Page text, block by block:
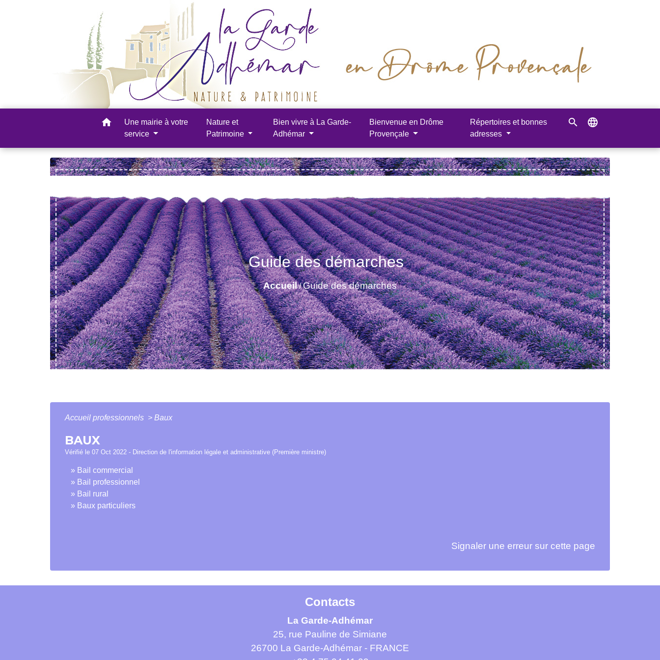
home
Une mairie à votre
service
Nature et
Patrimoine
Bien vivre à La Garde-
Adhémar
Bienvenue en Drôme
Provençale
Répertoires et bonnes
adresses
search language
Guide des démarches
Accueil/Guide des démarches
Accueil professionnels > Baux
BAUX
Vérifié le 07 Oct 2022 - Direction de l'information légale et administrative (Première ministre)
Bail commercial
Bail professionnel
Bail rural
Baux particuliers
Signaler une erreur sur cette page
Contacts
La Garde-Adhémar
25, rue Pauline de Simiane
26700 La Garde-Adhémar - FRANCE